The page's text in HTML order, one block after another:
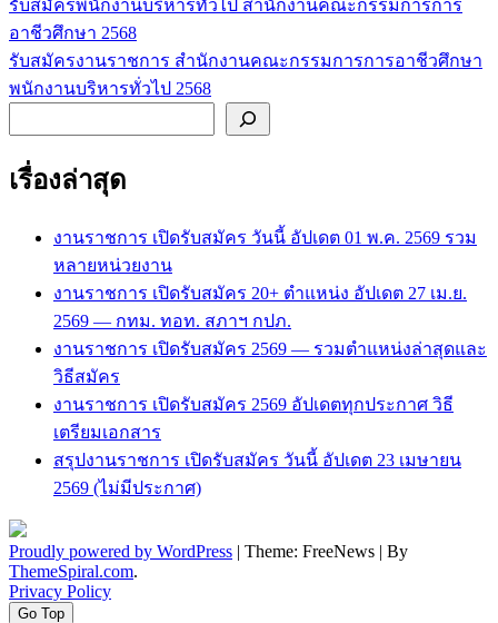
แนะแนว
เรื่อง
รับสมัครพนักงานบริหารทั่วไป สำนักงานคณะกรรมการการ
อาชีวศึกษา 2568
รับสมัครงานราชการ สำนักงานคณะกรรมการการอาชีวศึกษา
พนักงานบริหารทั่วไป 2568
เรื่องล่าสุด
งานราชการ เปิดรับสมัคร วันนี้ อัปเดต 01 พ.ค. 2569 รวม
หลายหน่วยงาน
งานราชการ เปิดรับสมัคร 20+ ตำแหน่ง อัปเดต 27 เม.ย.
2569 — กทม. ทอท. สภาฯ กปภ.
งานราชการ เปิดรับสมัคร 2569 — รวมตำแหน่งล่าสุดและ
วิธีสมัคร
งานราชการ เปิดรับสมัคร 2569 อัปเดตทุกประกาศ วิธี
เตรียมเอกสาร
สรุปงานราชการ เปิดรับสมัคร วันนี้ อัปเดต 23 เมษายน
2569 (ไม่มีประกาศ)
Proudly powered by WordPress | Theme: FreeNews | By
ThemeSpiral.com.
Privacy Policy
Go Top